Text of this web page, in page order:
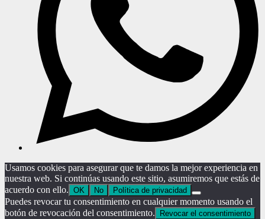
Usamos cookies para asegurar que te damos la mejor experiencia en
nuestra web. Si continúas usando este sitio, asumiremos que estás de
acuerdo con ello. OK No Política de privacidad
Puedes revocar tu consentimiento en cualquier momento usando el
botón de revocación del consentimiento.
Revocar el consentimiento